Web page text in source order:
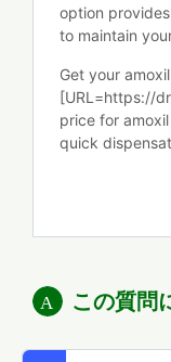
option
to maintain
Get your
[URL=https://
price for
quick
この質問